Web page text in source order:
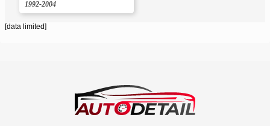
1992-2004
[data limited]